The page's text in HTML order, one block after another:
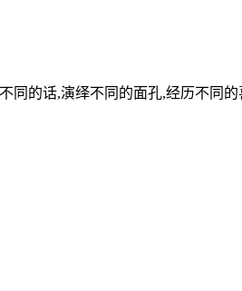
同的话,演绎不同的面孔,经历不